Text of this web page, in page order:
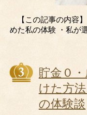
【この記事の内容
めた私の体験 ・私が
貯金０
けた方
の体験談